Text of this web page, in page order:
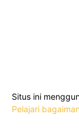
Situs ini
Pelajari